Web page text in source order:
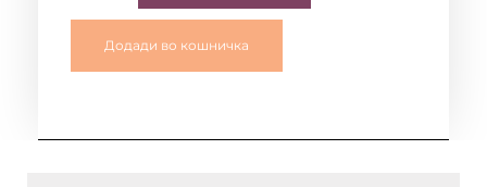
Додади во кошничка